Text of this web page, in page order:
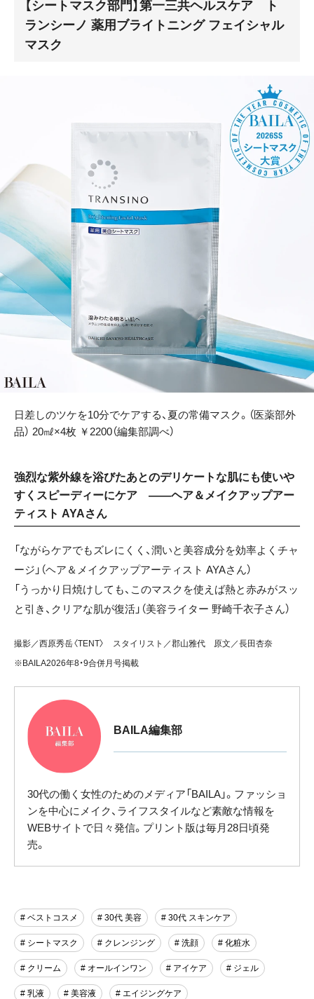
【シートマスク部門】第一三共ヘルスケア ト
ランシーノ 薬用ブライトニング フェイシャル
マスク
日差しのツケを10分でケアする、夏の常備マスク。（医薬部外
品） 20㎖×4枚 ￥2200（編集部調べ）
強烈な紫外線を浴びたあとのデリケートな肌にも使いや
すくスピーディーにケア ——ヘア＆メイクアップアー
ティスト AYAさん
「ながらケアでもズレにくく、潤いと美容成分を効率よくチャ
ージ」（ヘア＆メイクアップアーティスト AYAさん）
「うっかり日焼けしても、このマスクを使えば熱と赤みがスッ
と引き、クリアな肌が復活」（美容ライター 野崎千衣子さん）
撮影／西原秀岳〈TENT〉 スタイリスト／郡山雅代 原文／長田杏奈
※BAILA2026年8・9合併月号掲載
BAILA編集部
30代の働く女性のためのメディア「BAILA」。ファッショ
ンを中心にメイク、ライフスタイルなど素敵な情報を
WEBサイトで日々発信。プリント版は毎月28日頃発
売。
# ベストコスメ # 30代 美容 # 30代 スキンケア
# シートマスク # クレンジング # 洗顔 # 化粧水
# クリーム # オールインワン # アイケア # ジェル
# 乳液 # 美容液 # エイジングケア